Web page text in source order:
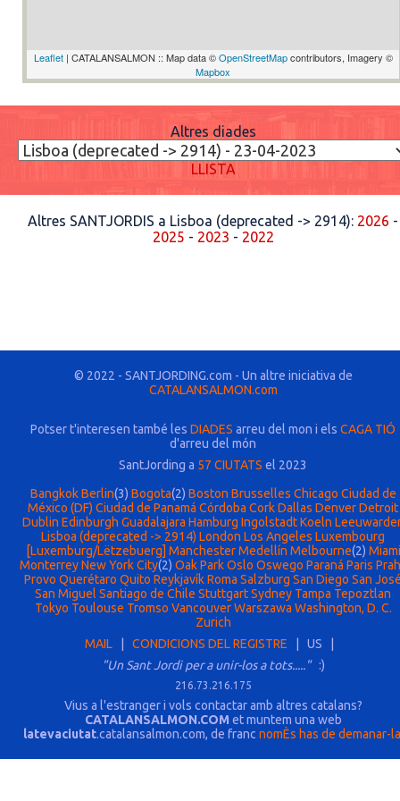
Leaflet| CATALANSALMON :: Map data ©OpenStreetMapcontributors, Imagery ©
Mapbox
Altres diades
LLISTA
Altres SANTJORDIS a Lisboa (deprecated -> 2914): 2026 -
2025 - 2023 - 2022
© 2022 - SANTJORDING.com - Un altre iniciativa de
CATALANSALMON.com
Potser t'interesen també les DIADES arreu del mon i els CAGA TIÓ
d'arreu del món
SantJording a 57 CIUTATS el 2023
Bangkok Berlin(3) Bogota(2) Boston Brusselles Chicago Ciudad de
México (DF) Ciudad de Panamá Córdoba CorkDallas DenverDetroit
Dublin Edinburgh Guadalajara Hamburg Ingolstadt Koeln
Lisboa (deprecated -> 2914) London Los Angeles Luxembourg
[Luxemburg/Lëtzebuerg] Manchester Medellín Melbourne(2) Miami
Monterrey New York City(2) Oak Park Oslo Oswego Paraná Paris
Provo Querétaro Quito ReykjavíkRoma Salzburg San Diego San
San Miguel Santiago de Chile StuttgartSydney Tampa Tepoztlan
Tokyo Toulouse Tromso Vancouver Warszawa Washington, D. C.
Zurich
MAIL| CONDICIONS DEL REGISTRE | US |
"Un Sant Jordi per a unir-los a tots.....":)
216.73.216.175
Vius a l'estranger i vols contactar amb altres catalans?
CATALANSALMON.COM et muntem una web
latevaciutat.catalansalmon.com, de franc nomÈs has de demanar-la